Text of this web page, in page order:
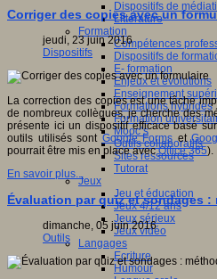
Dispositifs de
Littérature
Formation
Compétences
Dispositifs de
E- formation
Enjeux et évolutions
Enseignement
Formations hybrides
Formation
Mooc’s
Outils collaboratifs
Sites ressources
Tutorat
Jeux
Jeu et éducation
Jeux 4/12 ans
Jeux sérieux
Jeux vidéo
Langages
Ecriture
Humour
Corriger des copies avec un
jeudi, 23 juin 2016
Dispositifs
La correction des copies est une tâche
de nombreux collègues, je cherche des
présente ici un dispositif efficace basé
outils utilisés sont Google Formset
pourrait être mis en place avecOffice 365).
En savoir plus...
Évaluation par quiz et sondages
dimanche, 05 juin 2016
Outils